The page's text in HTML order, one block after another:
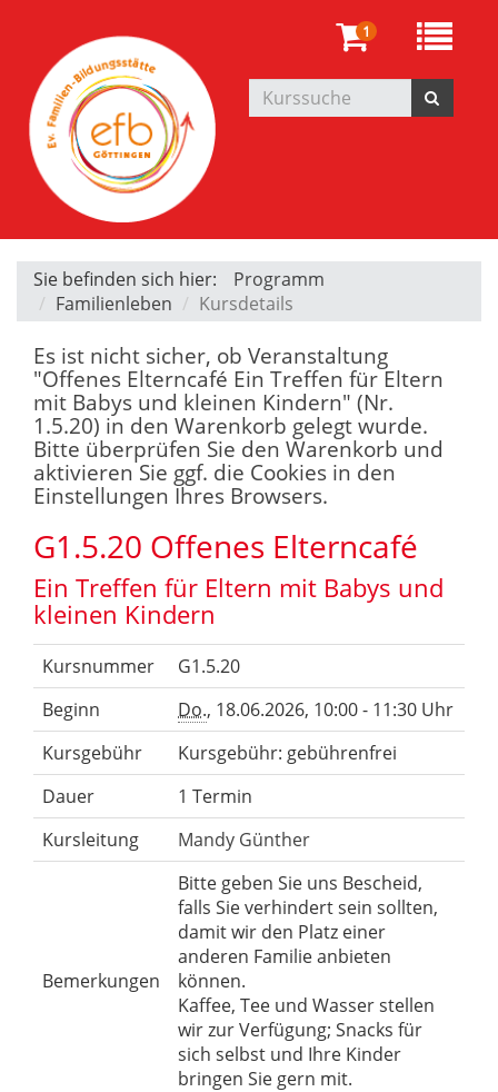
1
Sie befinden sich hier:
Programm
Familienleben
Kursdetails
Es ist nicht sicher, ob Veranstaltung
"Offenes Elterncafé Ein Treffen für Eltern
mit Babys und kleinen Kindern" (Nr.
1.5.20) in den Warenkorb gelegt wurde.
Bitte überprüfen Sie den Warenkorb und
aktivieren Sie ggf. die Cookies in den
Einstellungen Ihres Browsers.
G1.5.20 Offenes Elterncafé
Ein Treffen für Eltern mit Babys und
kleinen Kindern
Kursnummer
G1.5.20
Beginn
Do., 18.06.2026, 10:00 - 11:30 Uhr
Kursgebühr
Kursgebühr: gebührenfrei
Dauer
1 Termin
Kursleitung
Mandy Günther
Bemerkungen
Bitte geben Sie uns Bescheid,
falls Sie verhindert sein sollten,
damit wir den Platz einer
anderen Familie anbieten
können.
Kaffee, Tee und Wasser stellen
wir zur Verfügung; Snacks für
sich selbst und Ihre Kinder
bringen Sie gern mit.